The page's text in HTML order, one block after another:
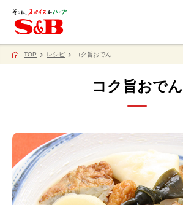
TOP レシピ コク旨おでん
コク旨おでん